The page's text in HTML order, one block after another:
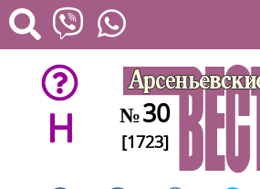
H №30
[1723]